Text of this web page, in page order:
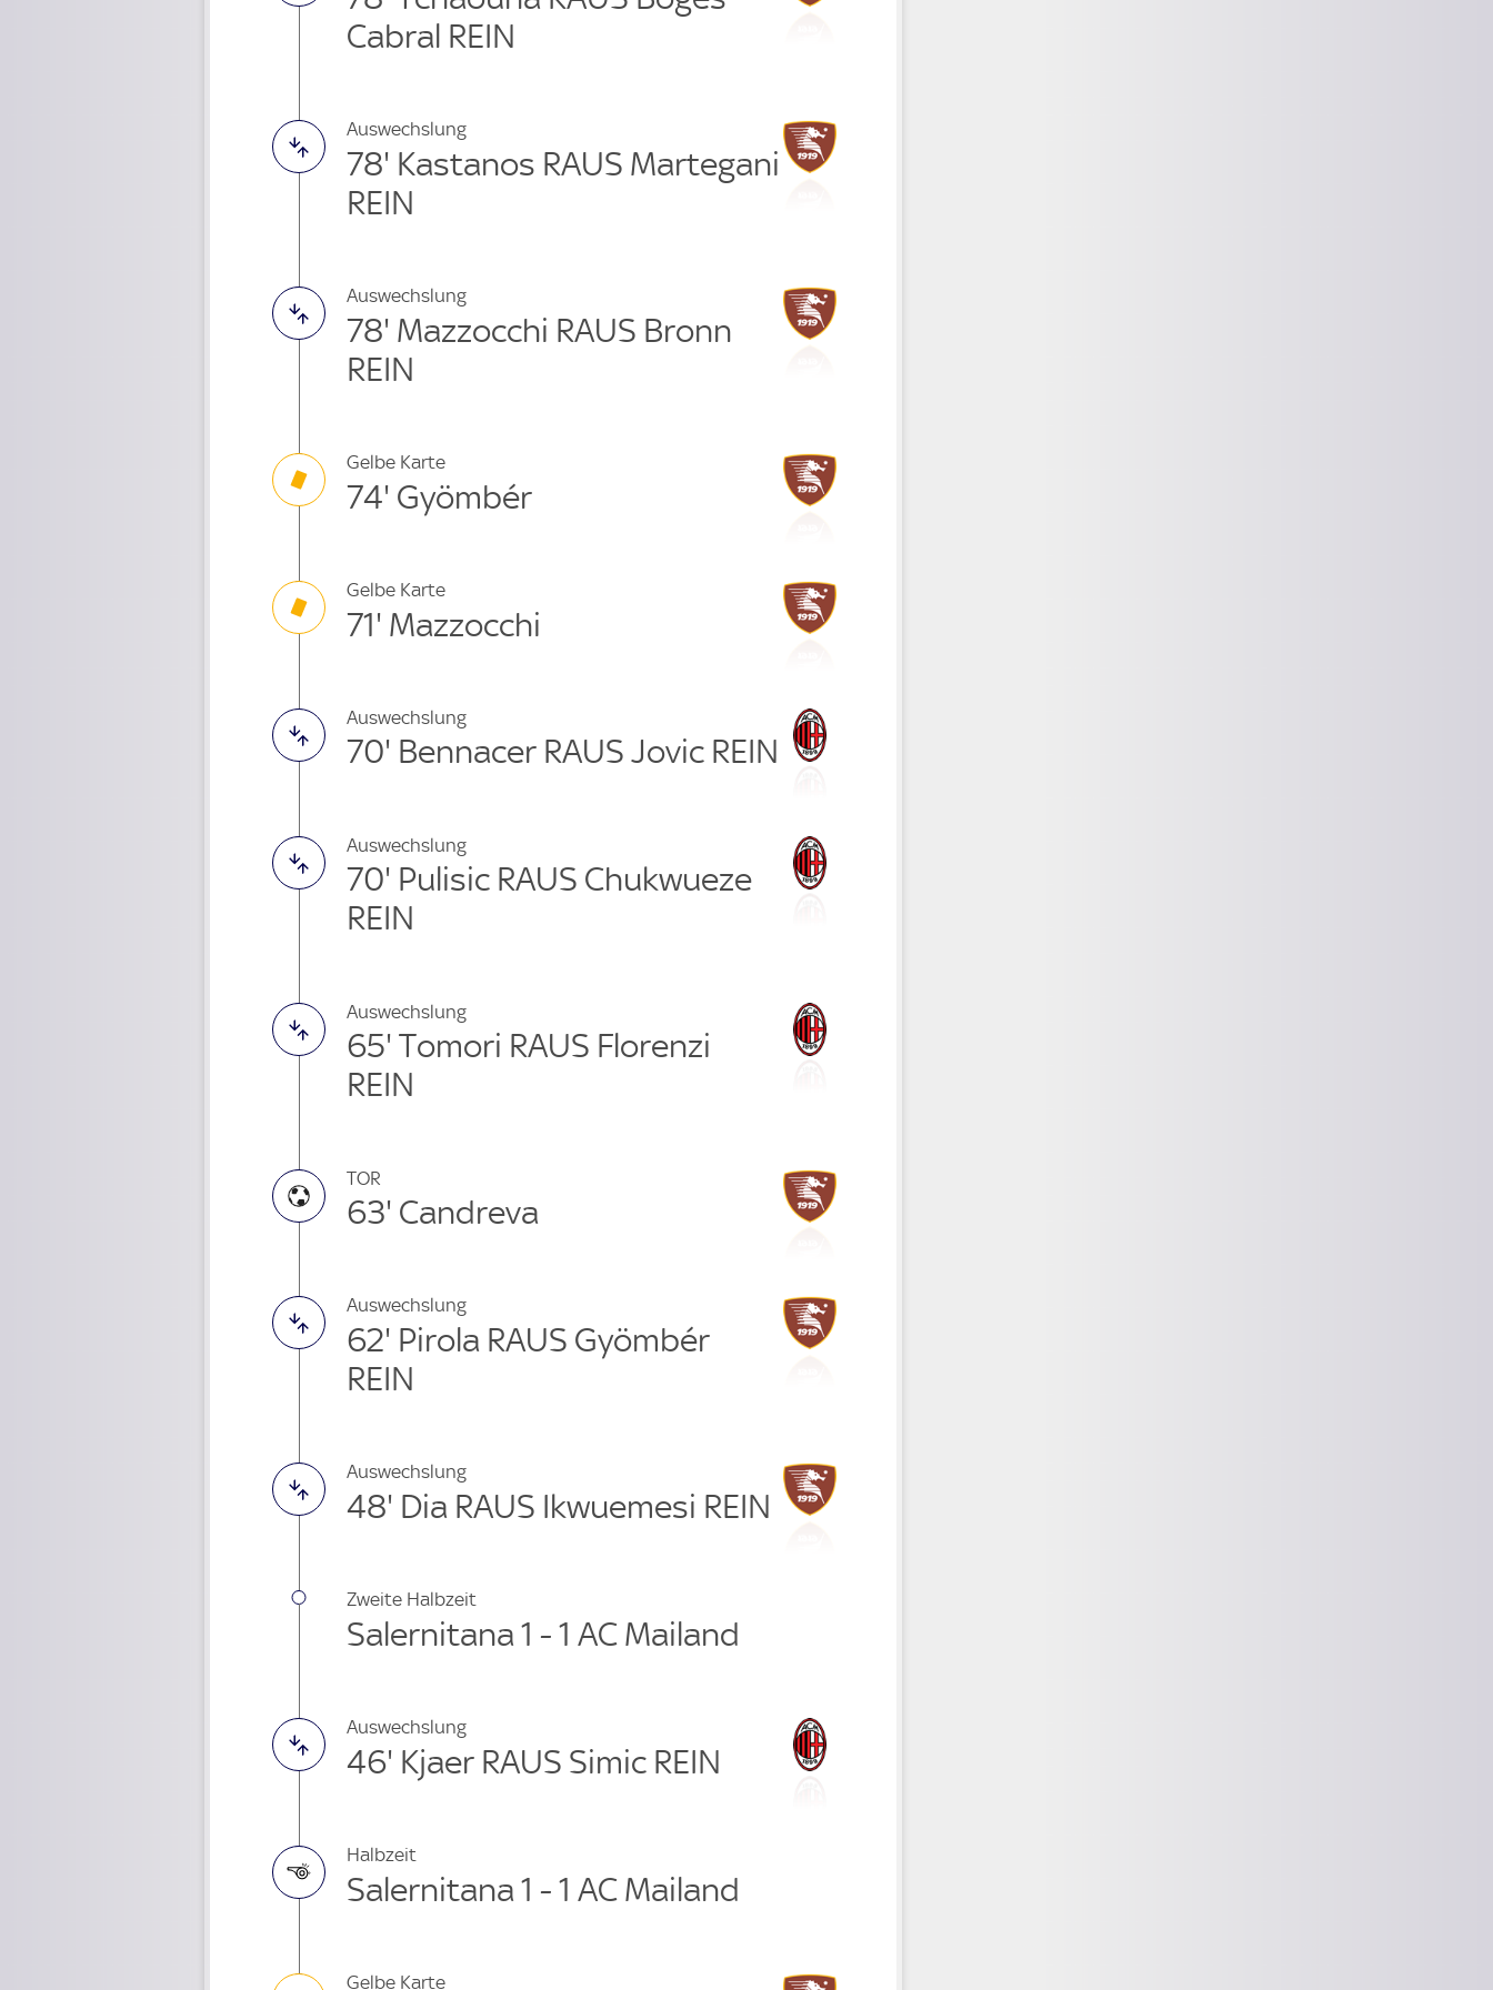
Cabral REIN
Auswechslung
78' Kastanos RAUS Martegani
REIN
Auswechslung
78' Mazzocchi RAUS Bronn
REIN
Gelbe Karte
74' Gyömbér
Gelbe Karte
71' Mazzocchi
Auswechslung
70' Bennacer RAUS Jovic REIN
Auswechslung
70' Pulisic RAUS Chukwueze
REIN
Auswechslung
65' Tomori RAUS Florenzi
REIN
TOR
63' Candreva
Auswechslung
62' Pirola RAUS Gyömbér
REIN
Auswechslung
48' Dia RAUS Ikwuemesi REIN
Zweite Halbzeit
Salernitana 1 - 1 AC Mailand
Auswechslung
46' Kjaer RAUS Simic REIN
Halbzeit
Salernitana 1 - 1 AC Mailand
Gelbe Karte